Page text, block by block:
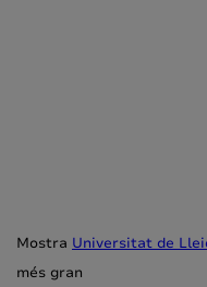
Mostra Universitat de
més gran